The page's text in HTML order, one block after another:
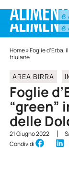
Home»Foglie d’Erba,
friulane
AREA BIRRA
Foglie
“green”
delle
21 Giugno 2022
Condividi